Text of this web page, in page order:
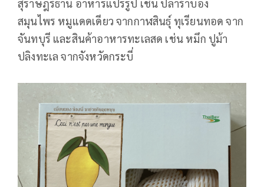
สุราษฎร์ธานี อาหารแปรรูป เช่น ปลาร้าบอง
สมุนไพร หมูแดดเดียว จากกาฬสินธุ์ ทุเรียนทอด จาก
จันทบุรี และสินค้าอาหารทะเลสด เช่น หมึก ปูม้า
ปลิงทะเล จากจังหวัดกระบี่